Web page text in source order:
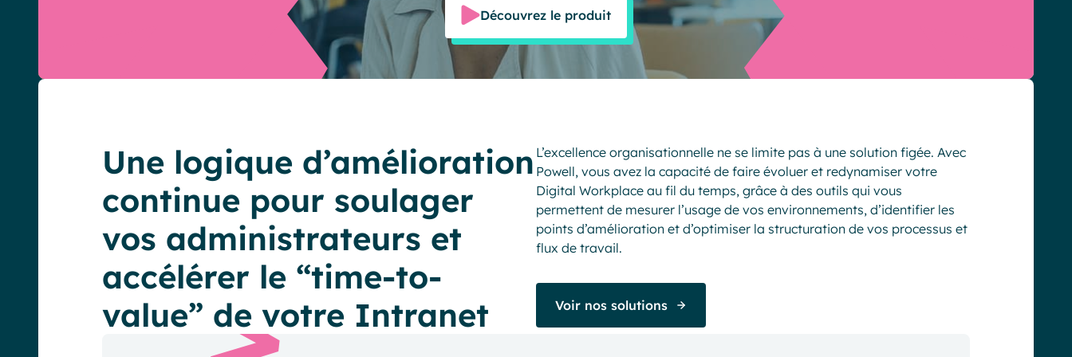
Découvrez le produit
Une logique d’amélioration
continue pour soulager
vos administrateurs et
accélérer le “time-to-
value” de votre Intranet
L’excellence organisationnelle ne se limite pas à une solution figée. Avec
Powell, vous avez la capacité de faire évoluer et redynamiser votre
Digital Workplace au fil du temps, grâce à des outils qui vous
permettent de mesurer l’usage de vos environnements, d’identifier les
points d’amélioration et d’optimiser la structuration de vos processus et
flux de travail.
Voir nos solutions